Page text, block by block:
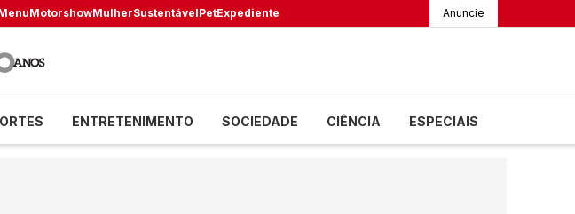
MotorshowMulherSustentávelPetExpediente Anuncie
ENTRETENIMENTO SOCIEDADE CIÊNCIA ESPECIAIS